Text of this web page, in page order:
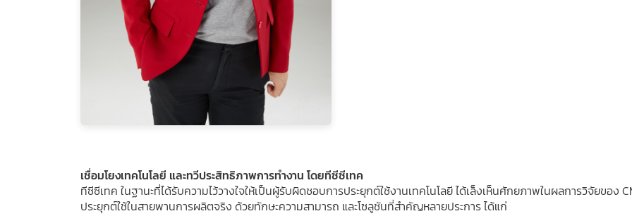
เชื่อมโยงเทคโนโลยี และทวีประสิทธิภาพการทำงาน โดยทีซีซีเทค
ทีซีซีเทค ในฐานะที่ได้รับความไว้วางใจให้เป็นผู้รับผิดชอบการประยุกต์ใช้งานเทคโนโลยี ได้เล็งเห็นศักยภาพในผลการวิจัยของ
ประยุกต์ใช้ในสายพานการผลิตจริง ด้วยทักษะความสามารถ และโซลูชันที่สำคัญหลายประการ ได้แก่